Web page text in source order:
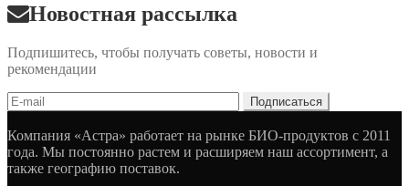
Новостная рассылка
Подпишитесь, чтобы получать советы, новости и
рекомендации
Компания «Астра» работает на рынке БИО-продуктов с 2011
года. Мы постоянно растем и расширяем наш ассортимент, а
также географию поставок.